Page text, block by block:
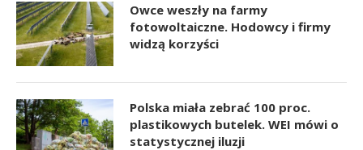
Owce weszły na farmy
fotowoltaiczne. Hodowcy i firmy
widzą korzyści
Polska miała zebrać 100 proc.
plastikowych butelek. WEI mówi o
statystycznej iluzji